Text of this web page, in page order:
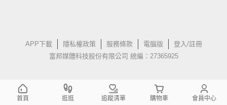
APP下載 隱私權政策 服務條款 電腦版
登入/註冊
富邦媒體科技股份有限公司 統編：27365925
首頁 逛逛 追蹤清單 購物車 會員中心